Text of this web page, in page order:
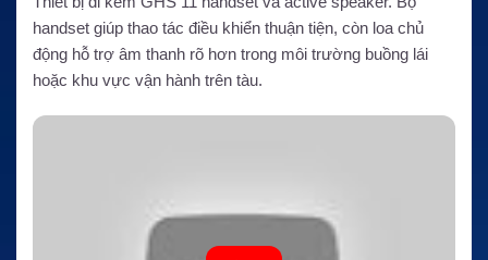
handset giúp thao tác điều khiển thuận tiện, còn loa chủ
động hỗ trợ âm thanh rõ hơn trong môi trường buồng lái
hoặc khu vực vận hành trên tàu.